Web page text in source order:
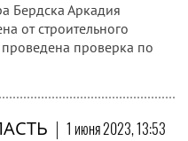
Бердска Аркадия
от строительного
проверка по
| 1 июня 2023, 13:53